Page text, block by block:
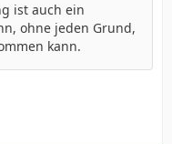
ist auch ein
ohne jeden Grund,
kann.